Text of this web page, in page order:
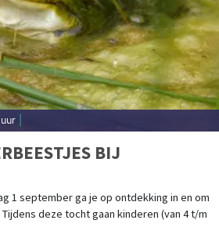
BIJ
1 september ga je op ontdekking in en om
deze tocht gaan kinderen (van 4 t/m